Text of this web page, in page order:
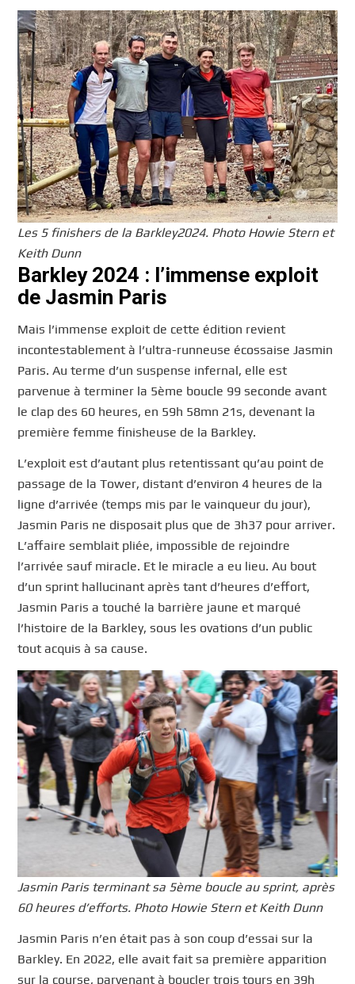
Les 5 finishers de la Barkley2024. Photo Howie Stern et
Keith Dunn
Barkley 2024 : l’immense exploit
de Jasmin Paris
Mais l’immense exploit de cette édition revient
incontestablement à l’ultra-runneuse écossaise Jasmin
Paris. Au terme d’un suspense infernal, elle est
parvenue à terminer la 5ème boucle 99 seconde avant
le clap des 60 heures, en 59h 58mn 21s, devenant la
première femme finisheuse de la Barkley.
L’exploit est d’autant plus retentissant qu’au point de
passage de la Tower, distant d’environ 4 heures de la
ligne d’arrivée (temps mis par le vainqueur du jour),
Jasmin Paris ne disposait plus que de 3h37 pour arriver.
L’affaire semblait pliée, impossible de rejoindre
l’arrivée sauf miracle. Et le miracle a eu lieu. Au bout
d’un sprint hallucinant après tant d’heures d’effort,
Jasmin Paris a touché la barrière jaune et marqué
l’histoire de la Barkley, sous les ovations d’un public
tout acquis à sa cause.
Jasmin Paris terminant sa 5ème boucle au sprint, après
60 heures d’efforts. Photo Howie Stern et Keith Dunn
Jasmin Paris n’en était pas à son coup d’essai sur la
Barkley. En 2022, elle avait fait sa première apparition
sur la course, parvenant à boucler trois tours en 39h